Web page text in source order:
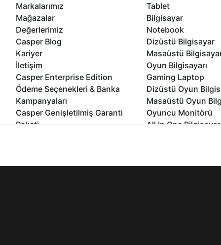
Markalarımız
Mağazalar
Değerlerimiz
Casper Blog
Kariyer
İletişim
Casper Enterprise Edition
Ödeme Seçenekleri & Banka
Kampanyaları
Casper Genişletilmiş Garanti
Paketi
Tablet
Bilgisayar
Notebook
Dizüstü Bilgisayar
Masaüstü
Oyun Bilgisayarı
Gaming Laptop
Dizüstü Oyun
Masaüstü Oyun
Oyuncu Monitörü
All In One Bilgisayar